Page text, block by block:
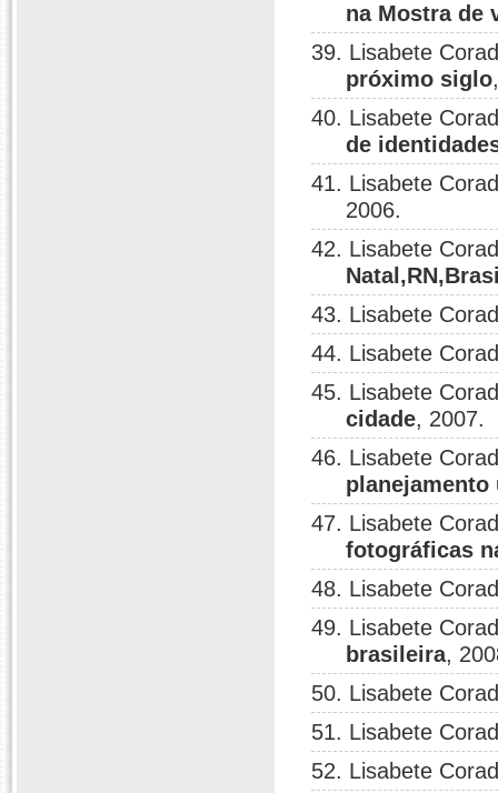
na Mostra de
39. Lisabete
próximo siglo
40. Lisabete
de
41. Lisabete
2006.
42. Lisabete
43. Lisabete
44. Lisabete
45. Lisabete
cidade, 2007.
46. Lisabete
47. Lisabete
fotográficas
48. Lisabete
49. Lisabete
brasileira,
50. Lisabete
51. Lisabete
52. Lisabete